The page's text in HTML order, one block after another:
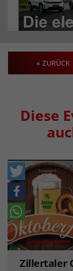
« ZURÜCK
Diese
Zillertaler